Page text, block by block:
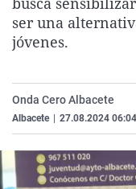
ser una
jóvenes.
Onda Cero Albacete
Albacete 27.08.2024 06:04